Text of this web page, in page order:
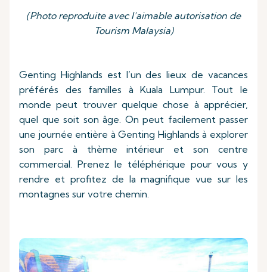
(Photo reproduite avec l’aimable autorisation de
Tourism Malaysia)
Genting Highlands est l’un des lieux de vacances
préférés des familles à Kuala Lumpur. Tout le
monde peut trouver quelque chose à apprécier,
quel que soit son âge. On peut facilement passer
une journée entière à Genting Highlands à explorer
son parc à thème intérieur et son centre
commercial. Prenez le téléphérique pour vous y
rendre et profitez de la magnifique vue sur les
montagnes sur votre chemin.